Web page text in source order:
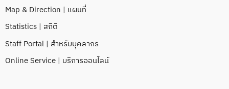
Map & Direction | แผนที่
Statistics | สถิติ
Staff Portal | สำหรับบุคลากร
Online Service | บริการออนไลน์